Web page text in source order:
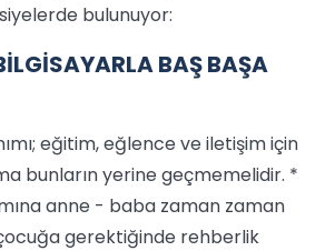
bulunuyor:
BAŞ BAŞA
eğitim, eğlence ve iletişim için
bunların yerine geçmemelidir. *
anne - baba zaman zaman
gerektiğinde rehberlik